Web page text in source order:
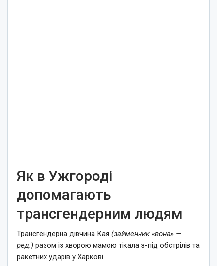
Як в Ужгороді
допомагають
трансгендерним людям
Трансгендерна дівчина Кая (займенник «вона» —
ред.) разом із хворою мамою тікала з-під обстрілів та
ракетних ударів у Харкові.